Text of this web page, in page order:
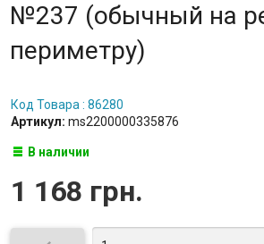
№237 (обычный на
периметру)
Код Товара : 86280
Артикул: ms2200000335876
В наличии
1 168 грн.